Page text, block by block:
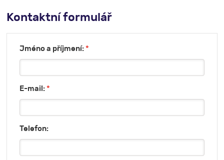
Kontaktní formulář
Jméno a příjmení:*
E-mail:*
Telefon: